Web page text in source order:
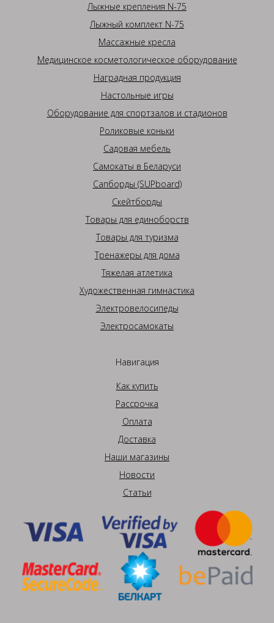
Лыжные крепления N-75
Лыжный комплект N-75
Массажные кресла
Медицинское косметологическое оборудование
Наградная продукция
Настольные игры
Оборудование для спортзалов и стадионов
Роликовые коньки
Садовая мебель
Самокаты в Беларуси
Сапборды (SUPboard)
Скейтборды
Товары для единоборств
Товары для туризма
Тренажеры для дома
Тяжелая атлетика
Художественная гимнастика
Электровелосипеды
Электросамокаты
Навигация
Как купить
Рассрочка
Оплата
Доставка
Наши магазины
Новости
Статьи